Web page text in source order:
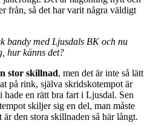
från, så det har varit några väldigt
bandy med Ljusdals BK och nu
hur känns det?
stor skillnad, men det är inte så lätt
på rink, själva skridskotempot är
en rätt bra fart i Ljusdal. Sen
skiljer sig en del, man måste
den stora skillnaden så här långt.